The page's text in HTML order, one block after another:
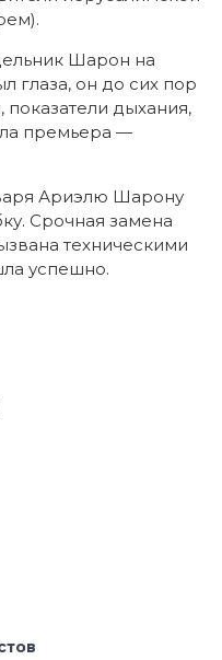
Шарон на
глаза, он до сих пор
дыхания,
премьера —
Ариэлю Шарону
Срочная замена
техническими
успешно.